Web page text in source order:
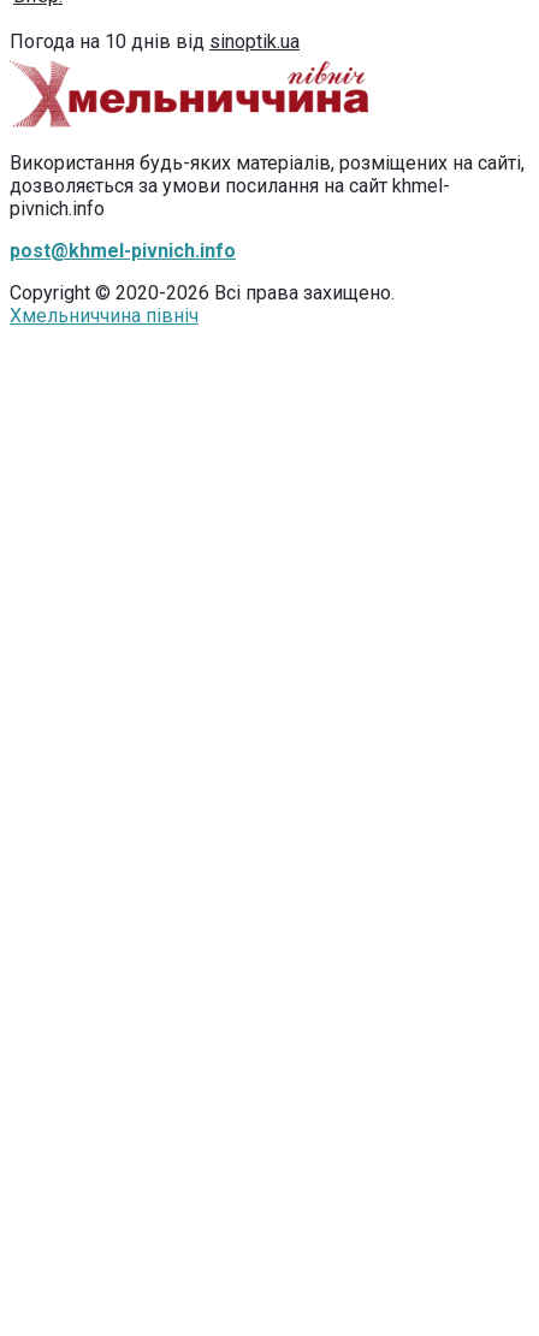
Погода на 10 днів від sinoptik.ua
Використання будь-яких матеріалів, розміщених на сайті,
дозволяється за умови посилання на сайт khmel-
pivnich.info
post@khmel-pivnich.info
Copyright © 2020-2026 Всі права захищено.
Хмельниччина північ